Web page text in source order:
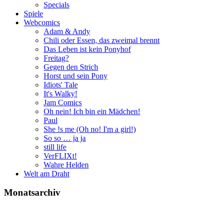
Specials
Spiele
Webcomics
Adam & Andy
Chili oder Essen, das zweimal brennt
Das Leben ist kein Ponyhof
Freitag?
Gegen den Strich
Horst und sein Pony
Idiots' Tale
It's Walky!
Jam Comics
Oh nein! Ich bin ein Mädchen!
Paul
She !s me (Oh no! I'm a girl!)
So so … ja ja
still life
VerFLIXt!
Wahre Helden
Welt am Draht
Monatsarchiv